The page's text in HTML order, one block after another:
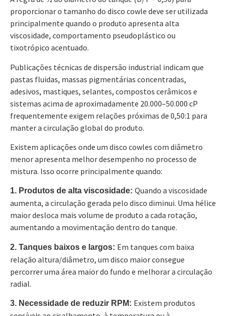
proporcionar o tamanho do disco cowle deve ser utilizada
principalmente quando o produto apresenta alta
viscosidade, comportamento pseudoplástico ou
tixotrópico acentuado.
Publicações técnicas de dispersão industrial indicam que
pastas fluidas, massas pigmentárias concentradas,
adesivos, mastiques, selantes, compostos cerâmicos e
sistemas acima de aproximadamente 20.000–50.000 cP
frequentemente exigem relações próximas de 0,50:1 para
manter a circulação global do produto.
Existem aplicações onde um disco cowles com diâmetro
menor apresenta melhor desempenho no processo de
mistura. Isso ocorre principalmente quando:
1. Produtos de alta viscosidade: Quando a viscosidade
aumenta, a circulação gerada pelo disco diminui. Uma hélice
maior desloca mais volume de produto a cada rotação,
aumentando a movimentação dentro do tanque.
2. Tanques baixos e largos: Em tanques com baixa
relação altura/diâmetro, um disco maior consegue
percorrer uma área maior do fundo e melhorar a circulação
radial.
3. Necessidade de reduzir RPM: Existem produtos